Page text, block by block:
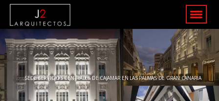
SEDE SERVICIOS CENTRALES DE CAJAMAR EN LAS PALMAS DE GRAN CANARIA